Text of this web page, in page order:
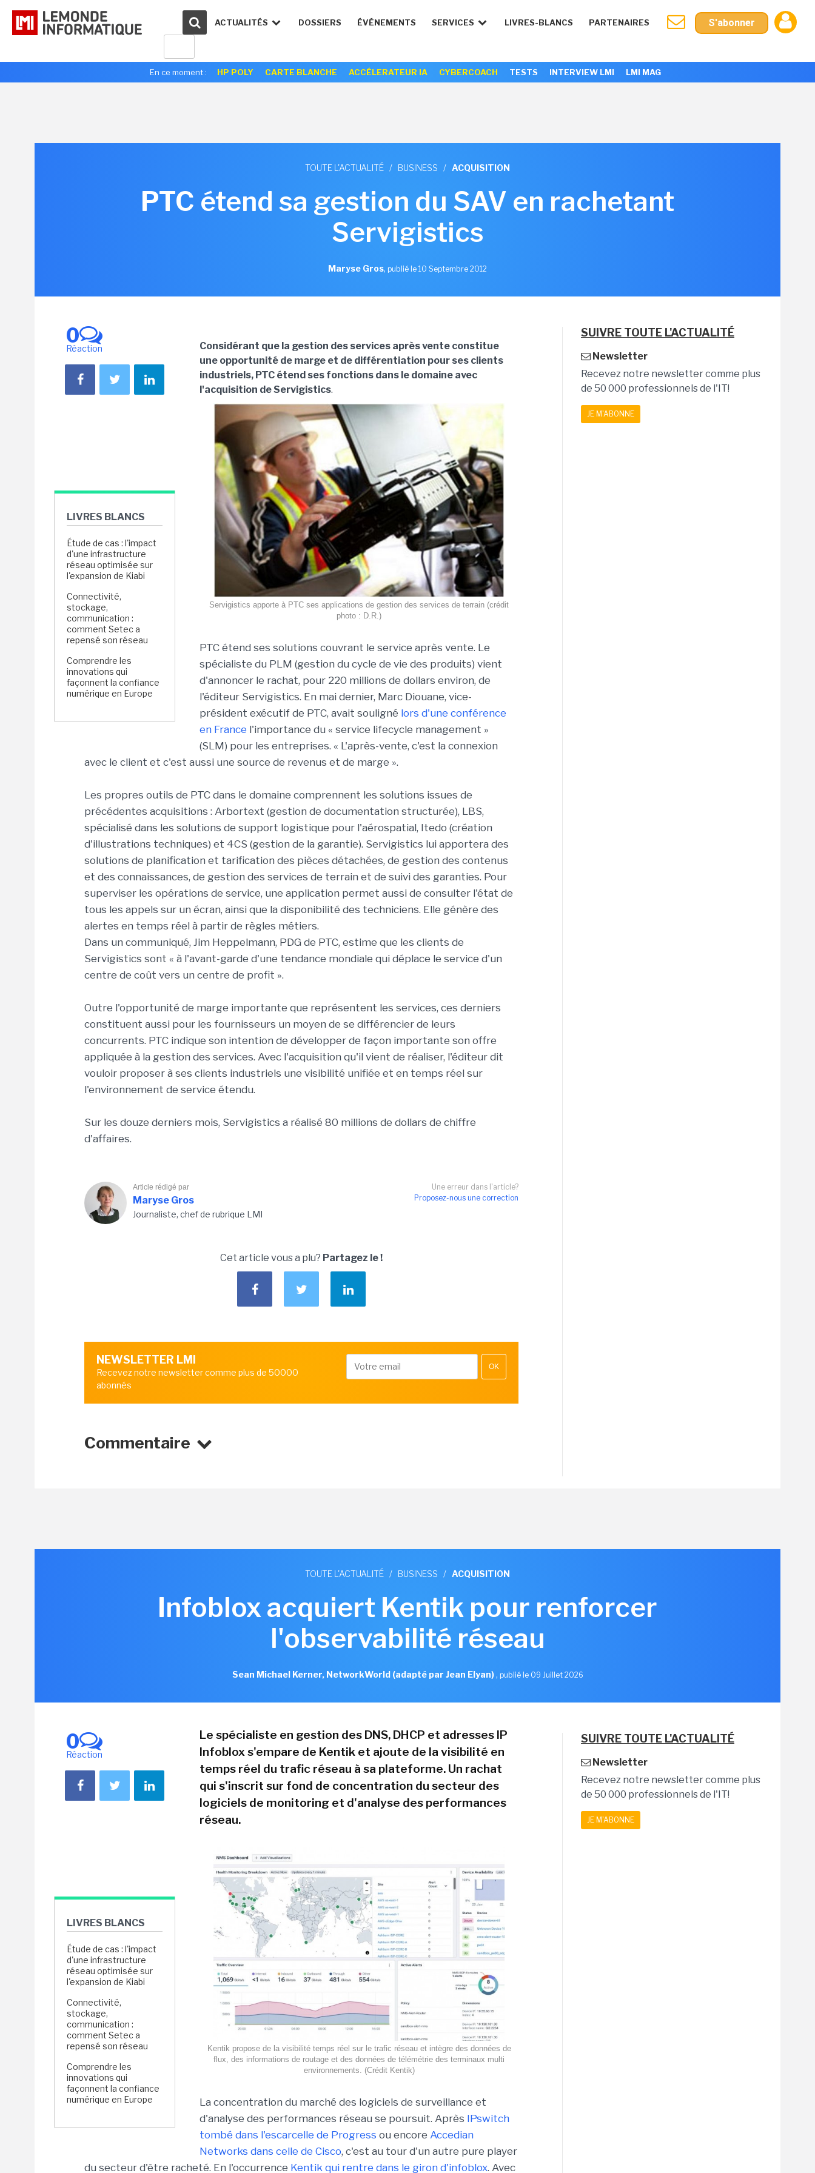
ACTUALITÉS DOSSIERS ÉVÉNEMENTS SERVICES LIVRES-BLANCS PARTENAIRES S'abonner
En ce moment : HP POLY CARTE BLANCHE ACCÉLERATEUR IA CYBERCOACH TESTS INTERVIEW LMI LMI MAG
TOUTE L'ACTUALITÉ / BUSINESS / ACQUISITION
PTC étend sa gestion du SAV en rachetant
Servigistics
Maryse Gros, publié le 10 Septembre 2012
0
Réaction
LIVRES BLANCS
Étude de cas : l'impact
d'une infrastructure
réseau optimisée sur
l'expansion de Kiabi
Connectivité,
stockage,
communication :
comment Setec a
repensé son réseau
Comprendre les
innovations qui
façonnent la confiance
numérique en Europe
Considérant que la gestion des services après vente constitue
une opportunité de marge et de différentiation pour ses clients
industriels, PTC étend ses fonctions dans le domaine avec
l'acquisition de Servigistics.
Servigistics apporte à PTC ses applications de gestion des services de terrain (crédit
photo : D.R.)
PTC étend ses solutions couvrant le service après vente. Le
spécialiste du PLM (gestion du cycle de vie des produits) vient
d'annoncer le rachat, pour 220 millions de dollars environ, de
l'éditeur Servigistics. En mai dernier, Marc Diouane, vice-
président exécutif de PTC, avait souligné lors d'une conférence
en France l'importance du « service lifecycle management »
(SLM) pour les entreprises. « L'après-vente, c'est la connexion
avec le client et c'est aussi une source de revenus et de marge ».
Les propres outils de PTC dans le domaine comprennent les solutions issues de
précédentes acquisitions : Arbortext (gestion de documentation structurée), LBS,
spécialisé dans les solutions de support logistique pour l'aérospatial, Itedo (création
d'illustrations techniques) et 4CS (gestion de la garantie). Servigistics lui apportera des
solutions de planification et tarification des pièces détachées, de gestion des contenus
et des connaissances, de gestion des services de terrain et de suivi des garanties. Pour
superviser les opérations de service, une application permet aussi de consulter l'état de
tous les appels sur un écran, ainsi que la disponibilité des techniciens. Elle génère des
alertes en temps réel à partir de règles métiers.
Dans un communiqué, Jim Heppelmann, PDG de PTC, estime que les clients de
Servigistics sont « à l'avant-garde d'une tendance mondiale qui déplace le service d'un
centre de coût vers un centre de profit ».
Outre l'opportunité de marge importante que représentent les services, ces derniers
constituent aussi pour les fournisseurs un moyen de se différencier de leurs
concurrents. PTC indique son intention de développer de façon importante son offre
appliquée à la gestion des services. Avec l'acquisition qu'il vient de réaliser, l'éditeur dit
vouloir proposer à ses clients industriels une visibilité unifiée et en temps réel sur
l'environnement de service étendu.
Sur les douze derniers mois, Servigistics a réalisé 80 millions de dollars de chiffre
d'affaires.
Une erreur dans l'article?
Proposez-nous une correction
Article rédigé par
Maryse Gros
Journaliste, chef de rubrique LMI
Cet article vous a plu? Partagez le !
NEWSLETTER LMI
Recevez notre newsletter comme plus de 50000
abonnés
OK
Commentaire
SUIVRE TOUTE L'ACTUALITÉ
Newsletter
Recevez notre newsletter comme plus
de 50 000 professionnels de l'IT!
JE M'ABONNE
TOUTE L'ACTUALITÉ / BUSINESS / ACQUISITION
Infoblox acquiert Kentik pour renforcer
l'observabilité réseau
Sean Michael Kerner, NetworkWorld (adapté par Jean Elyan), publié le 09 Juillet 2026
0
Réaction
LIVRES BLANCS
Étude de cas : l'impact
d'une infrastructure
réseau optimisée sur
l'expansion de Kiabi
Connectivité,
stockage,
communication :
comment Setec a
repensé son réseau
Comprendre les
innovations qui
façonnent la confiance
numérique en Europe
Le spécialiste en gestion des DNS, DHCP et adresses IP
Infoblox s'empare de Kentik et ajoute de la visibilité en
temps réel du trafic réseau à sa plateforme. Un rachat
qui s'inscrit sur fond de concentration du secteur des
logiciels de monitoring et d'analyse des performances
réseau.
Kentik propose de la visibilité temps réel sur le trafic réseau et intègre des données de
flux, des informations de routage et des données de télémétrie des terminaux multi
environnements. (Crédit Kentik)
La concentration du marché des logiciels de surveillance et
d'analyse des performances réseau se poursuit. Après IPswitch
tombé dans l'escarcelle de Progress ou encore Accedian
Networks dans celle de Cisco, c'est au tour d'un autre pure player
du secteur d'être racheté. En l'occurrence Kentik qui rentre dans le giron d'infoblox. Avec
SUIVRE TOUTE L'ACTUALITÉ
Newsletter
Recevez notre newsletter comme plus
de 50 000 professionnels de l'IT!
JE M'ABONNE